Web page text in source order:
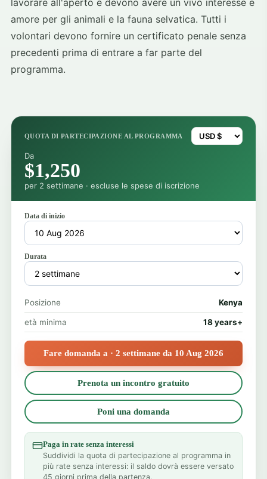
lavorare all'aperto e devono avere un vivo interesse e
amore per gli animali e la fauna selvatica. Tutti i
volontari devono fornire un certificato penale senza
precedenti prima di entrare a far parte del
programma.
QUOTA DI PARTECIPAZIONE AL PROGRAMMA
Da
$1,250
per 2 settimane · escluse le spese di iscrizione
Data di inizio
Durata
Posizione Kenya
età minima 18 years+
Fare domanda a · 2 settimane da 10 Aug 2026
Prenota un incontro gratuito
Poni una domanda
Paga in rate senza interessi
Suddividi la quota di partecipazione al programma in
più rate senza interessi: il saldo dovrà essere versato
45 giorni prima della partenza.